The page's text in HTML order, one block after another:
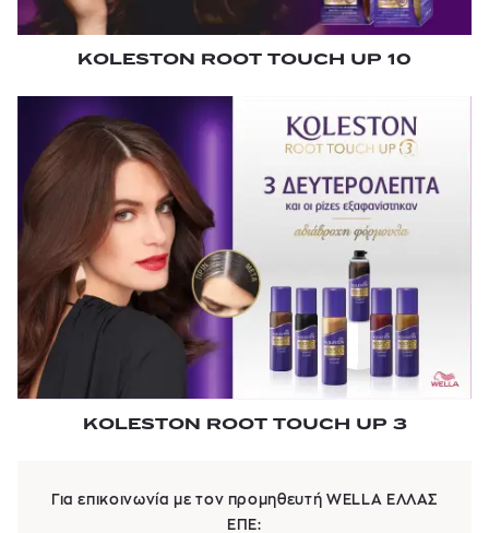
KOLESTON ROOT TOUCH UP 10
KOLESTON ROOT TOUCH UP 3
Για επικοινωνία με τον προμηθευτή WELLA ΕΛΛΑΣ
ΕΠΕ: